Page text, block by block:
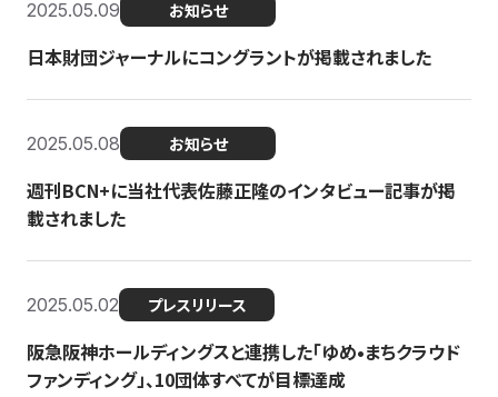
2025.05.09 お知らせ
日本財団ジャーナルにコングラントが掲載されました
2025.05.08 お知らせ
週刊BCN+に当社代表佐藤正隆のインタビュー記事が掲
載されました
2025.05.02 プレスリリース
阪急阪神ホールディングスと連携した「ゆめ•まちクラウド
ファンディング」、10団体すべてが目標達成